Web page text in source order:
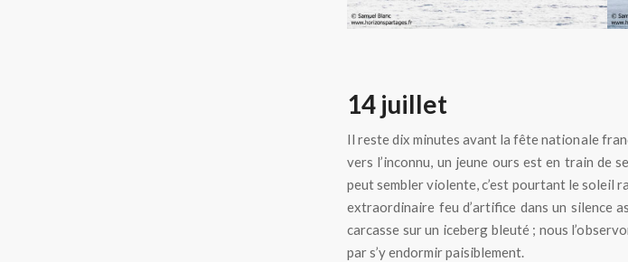
14 juillet
Il reste dix minutes avant la fête nationale
vers l’inconnu, un jeune ours est en train de
peut sembler violente, c’est pourtant le soleil
extraordinaire feu d’artifice dans un silence
carcasse sur un iceberg bleuté ; nous
par s’y endormir paisiblement.